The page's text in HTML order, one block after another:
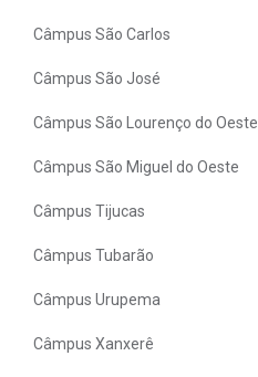
Câmpus São Carlos
Câmpus São José
Câmpus São Lourenço do Oeste
Câmpus São Miguel do Oeste
Câmpus Tijucas
Câmpus Tubarão
Câmpus Urupema
Câmpus Xanxerê